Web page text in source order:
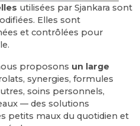
utilisées par Sjankara sont
Elles sont
et contrôlées pour
proposons un large
synergies, formules
soins personnels,
— des solutions
petits maux du quotidien et